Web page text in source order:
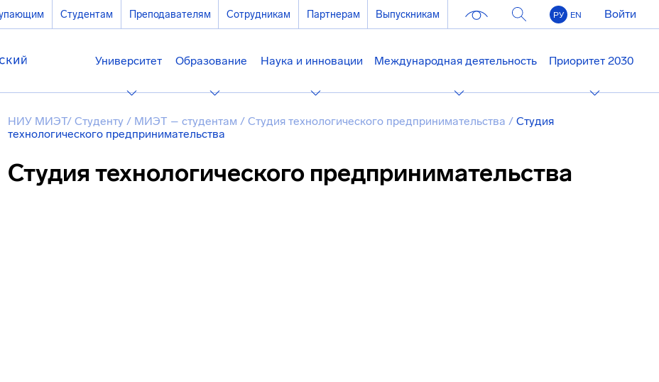
Студентам Преподавателям Сотрудникам Партнерам Выпускникам РУ EN Войти
Университет Образование Наука и инновации Международная деятельность Приоритет 2030
НИУ МИЭТ/ Студенту / МИЭТ – студентам / Студия технологического предпринимательства / Студия
технологического предпринимательства
Студия технологического предпринимательства